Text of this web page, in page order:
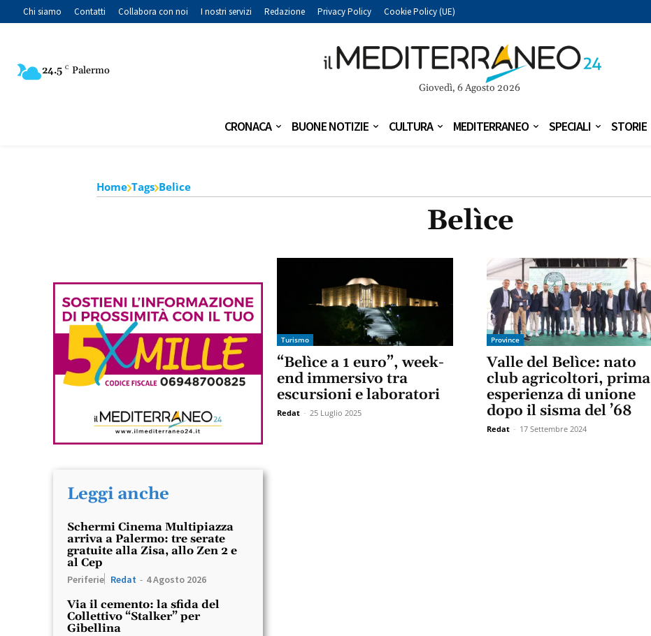
Chi siamo Contatti Collabora con noi I nostri servizi Redazione Privacy Policy Cookie Policy (UE)
24.5 C Palermo
Giovedì, 6 Agosto 2026
CRONACA BUONE NOTIZIE CULTURA MEDITERRANEO SPECIALI STORIE
Home Tags Belìce
Belìce
Leggi anche
Schermi Cinema Multipiazza
arriva a Palermo: tre serate
gratuite alla Zisa, allo Zen 2 e
al Cep
Periferie Redat - 4 Agosto 2026
Via il cemento: la sfida del
Collettivo “Stalker” per
Gibellina
Turismo
“Belìce a 1 euro”, week-
end immersivo tra
escursioni e laboratori
Redat - 25 Luglio 2025
Province
Valle del Belìce: nato
club agricoltori, prima
esperienza di unione
dopo il sisma del ’68
Redat - 17 Settembre 2024